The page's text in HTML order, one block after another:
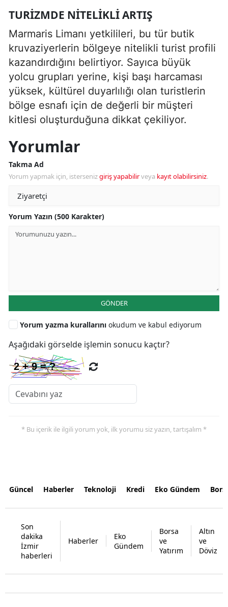
TURIZMDE NITELIKLI ARTIŞ
Marmaris Limanı yetkilileri, bu tür butik
kruvaziyerlerin bölgeye nitelikli turist profili
kazandırdığını belirtiyor. Sayıca büyük
yolcu grupları yerine, kişi başı harcaması
yüksek, kültürel duyarlılığı olan turistlerin
bölge esnafı için de değerli bir müşteri
kitlesi oluşturduğuna dikkat çekiliyor.
Yorumlar
Takma Ad
Yorum yapmak için, istersenizgiriş yapabilirveya kayıt olabilirsiniz.
Yorum Yazın (500 Karakter)
GÖNDER
Yorum yazma kurallarını okudum ve kabul ediyorum
Aşağıdaki görselde işlemin sonucu kaçtır?
* Bu içerik ile ilgili yorum yok, ilk yorumu siz yazın, tartışalım *
Güncel Haberler Teknoloji Kredi Eko Gündem
Son
dakika
İzmir
haberleri
Haberler
Eko
Gündem
Borsa
ve
Yatırım
Altın
ve
Döviz